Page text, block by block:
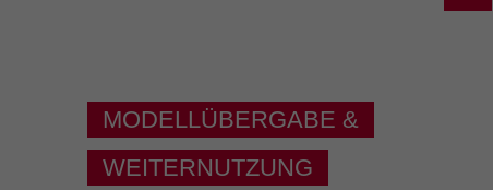
MODELLÜBERGABE &
WEITERNUTZUNG